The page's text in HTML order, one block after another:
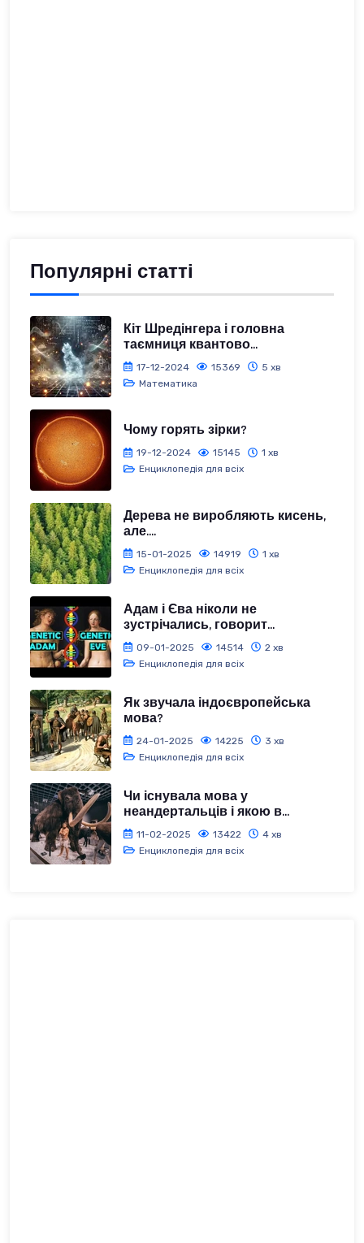
Популярні статті
Кіт Шредінгера і головна
таємниця квантово...
17-12-2024 15369
5 хв
Математика
Чому горять зірки?
19-12-2024 15145
1 хв
Енциклопедія для всіх
Дерева не виробляють кисень,
але....
15-01-2025 14919
1 хв
Енциклопедія для всіх
Адам і Єва ніколи не
зустрічались, говорит...
09-01-2025 14514
2 хв
Енциклопедія для всіх
Як звучала індоєвропейська
мова?
24-01-2025 14225
3 хв
Енциклопедія для всіх
Чи існувала мова у
неандертальців і якою в...
11-02-2025 13422
4 хв
Енциклопедія для всіх